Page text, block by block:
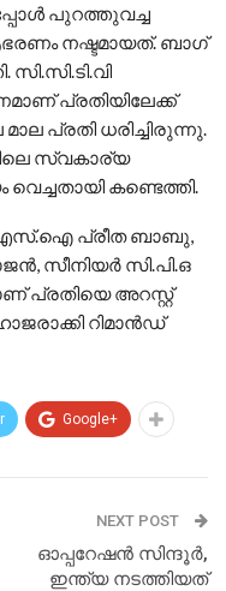
പുറത്തുവച്ച
നഷ്ടമായത്. ബാഗ്
സി.സി.ടി.വി
പ്രതിയിലേക്ക്
പ്രതി ധരിച്ചിരുന്നു.
സ്വകാര്യ
കണ്ടെത്തി.
എസ്.ഐ പ്രീത ബാബു,
സീനിയര്‍ സി.പി.ഒ
പ്രതിയെ അറസ്റ്റ്
റിമാന്‍ഡ്
Google+
NEXT POST
ഓപ്പറേഷൻ സിന്ദൂർ,
ഇന്ത്യ നടത്തിയത്